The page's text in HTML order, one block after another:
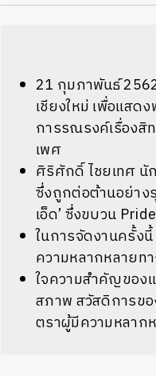
21 กุมภาพันธ์
เชียงใหม่ เพื่อแส
การรณรงค์เรื่องสิ
เพศ
ศิริศักดิ์ ไชยเทศ นั
ซึ่งถูกต่อต้านอย่าง
เอ็ด’ ซึ่งขบวน
ในการจัดงานครั้ง
ความหลากหลายท
ใจความสำคัญของ
สภาพ สวัสดิการข
ตราผู้มีความหลาก